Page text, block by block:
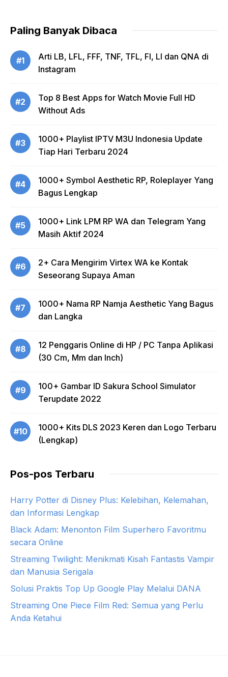
Paling Banyak Dibaca
#1
Arti LB, LFL, FFF, TNF, TFL, FI, LI dan QNA di
Instagram
#2
Top 8 Best Apps for Watch Movie Full HD
Without Ads
#3
1000+ Playlist IPTV M3U Indonesia Update
Tiap Hari Terbaru 2024
#4
1000+ Symbol Aesthetic RP, Roleplayer Yang
Bagus Lengkap
#5
1000+ Link LPM RP WA dan Telegram Yang
Masih Aktif 2024
#6
2+ Cara Mengirim Virtex WA ke Kontak
Seseorang Supaya Aman
#7
1000+ Nama RP Namja Aesthetic Yang Bagus
dan Langka
#8
12 Penggaris Online di HP / PC Tanpa Aplikasi
(30 Cm, Mm dan Inch)
#9
100+ Gambar ID Sakura School Simulator
Terupdate 2022
#10
1000+ Kits DLS 2023 Keren dan Logo Terbaru
(Lengkap)
Pos-pos Terbaru
Harry Potter di Disney Plus: Kelebihan, Kelemahan,
dan Informasi Lengkap
Black Adam: Menonton Film Superhero Favoritmu
secara Online
Streaming Twilight: Menikmati Kisah Fantastis Vampir
dan Manusia Serigala
Solusi Praktis Top Up Google Play Melalui DANA
Streaming One Piece Film Red: Semua yang Perlu
Anda Ketahui